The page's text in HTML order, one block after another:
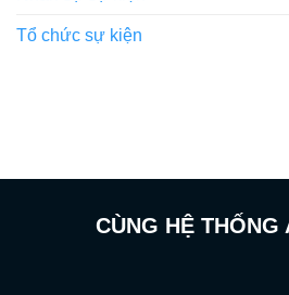
Tổ chức sự kiện
CÙNG HỆ THỐNG